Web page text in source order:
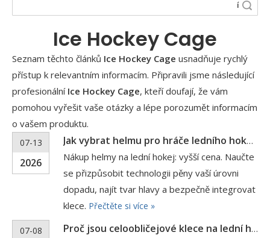
Vyhledávání
Ice Hockey Cage
Seznam těchto článků Ice Hockey Cage usnadňuje rychlý
přístup k relevantním informacím. Připravili jsme následující
profesionální Ice Hockey Cage, kteří doufají, že vám
pomohou vyřešit vaše otázky a lépe porozumět informacím
o vašem produktu.
07-13
2026
Jak vybrat helmu pro hráče ledního hokeje pro různé herní úrovně?
Nákup helmy na lední hokej: vyšší cena. Naučte
se přizpůsobit technologii pěny vaší úrovni
dopadu, najít tvar hlavy a bezpečně integrovat
klece. Přečtěte si více »
07-08
Proč jsou celoobličejové klece na lední hokej důležité pro trénink a soutěže